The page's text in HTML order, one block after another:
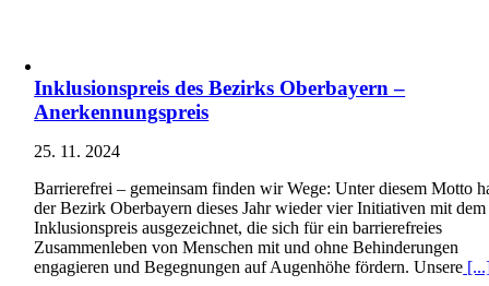
Inklusionspreis des Bezirks Oberbayern –
Anerkennungspreis
25. 11. 2024
Barrierefrei – gemeinsam finden wir Wege: Unter diesem Motto
der Bezirk Oberbayern dieses Jahr wieder vier Initiativen mit dem
Inklusionspreis ausgezeichnet, die sich für ein barrierefreies
Zusammenleben von Menschen mit und ohne Behinderungen
engagieren und Begegnungen auf Augenhöhe fördern. Unsere